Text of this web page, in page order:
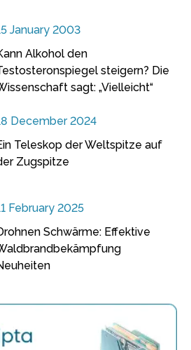
January 2003
Alkohol den
steigern? Die
sagt: „Vielleicht“
December 2024
Teleskop der Weltspitze auf
Zugspitze
February 2025
Schwärme: Effektive